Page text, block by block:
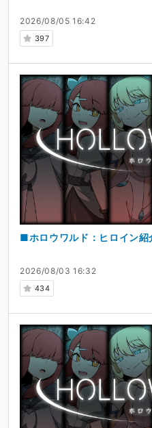
2026/08/05 16:42
397
2026/08/03 16:32
434
■ホロウワルド：ヒロイン紹